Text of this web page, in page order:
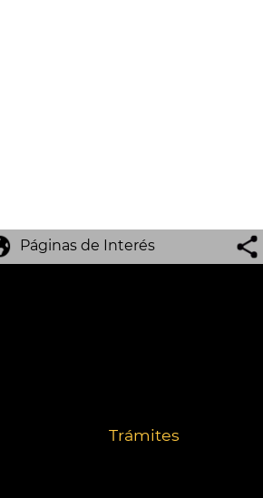
Páginas de Interés
Trámites